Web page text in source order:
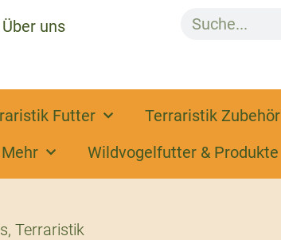
Über uns
Futter Terraristik Zubehör
Wildvogelfutter & Produkte
, Terraristik